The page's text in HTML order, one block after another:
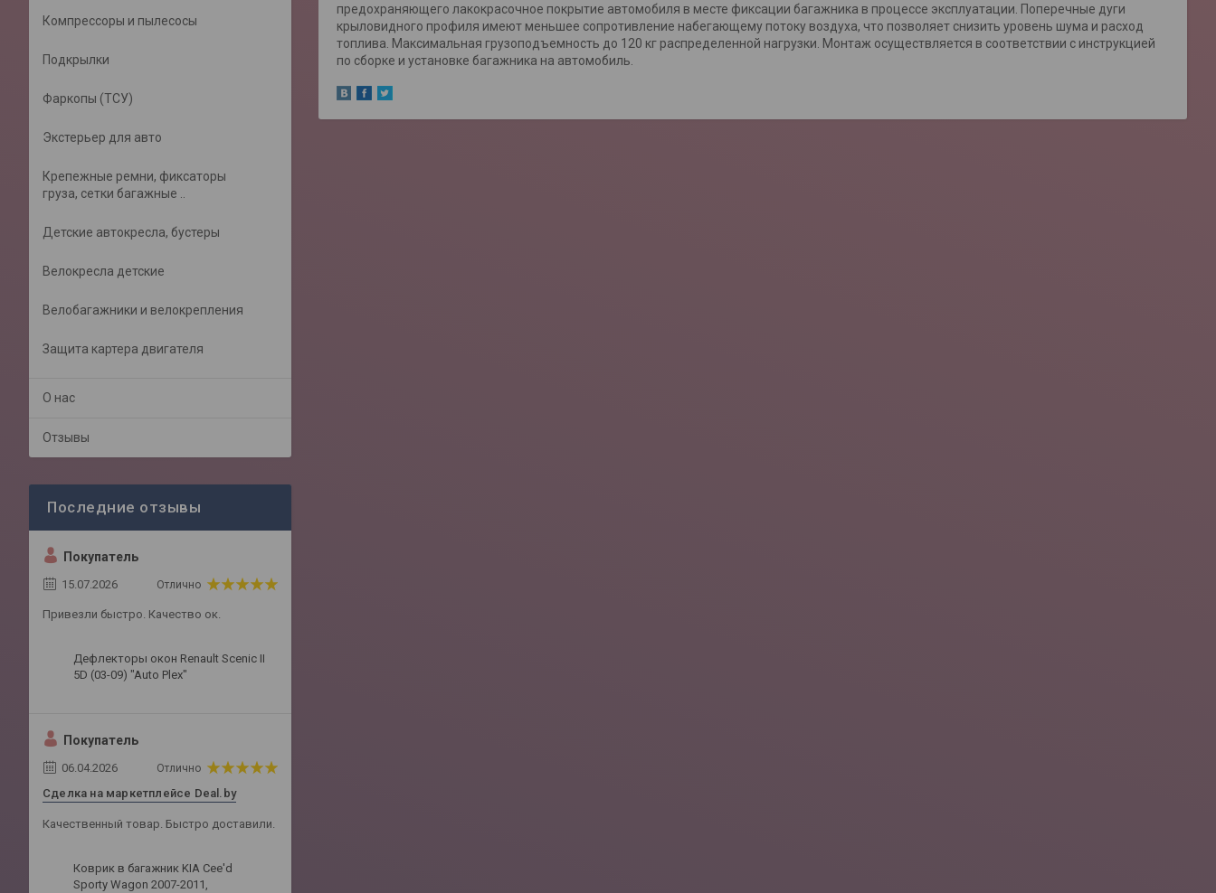
предохраняющего лакокрасочное покрытие автомобиля в месте фиксации багажника в процессе эксплуатации. Поперечные дуги
крыловидного профиля имеют меньшее сопротивление набегающему потоку воздуха, что позволяет снизить уровень шума и расход
топлива. Максимальная грузоподъемность до 120 кг распределенной нагрузки. Монтаж осуществляется в соответствии с инструкцией
по сборке и установке багажника на автомобиль.
Компрессоры и пылесосы
Подкрылки
Фаркопы (ТСУ)
Экстерьер для авто
Крепежные ремни, фиксаторы
груза, сетки багажные ..
Детские автокресла, бустеры
Велокресла детские
Велобагажники и велокрепления
Защита картера двигателя
О нас
Отзывы
Покупатель
15.07.2026 Отлично
Привезли быстро. Качество ок.
Дефлекторы окон Renault Scenic II
5D (03-09) "Auto Plex"
Покупатель
06.04.2026 Отлично
Сделка на маркетплейсе Deal.by
Качественный товар. Быстро доставили.
Коврик в багажник KIA Cee'd
Sporty Wagon 2007-2011,